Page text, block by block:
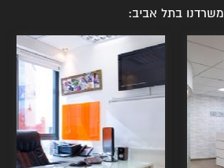
משרדנו בתל אביב: